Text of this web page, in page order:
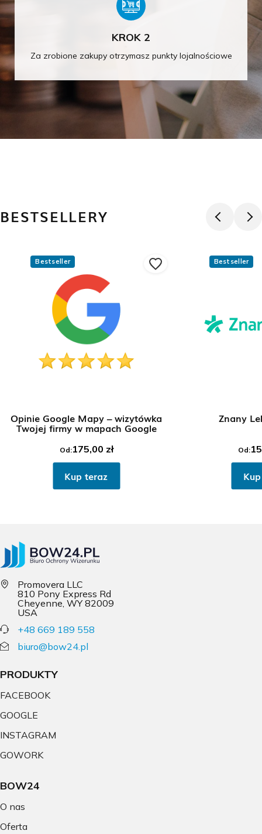
KROK 2
Za zrobione zakupy otrzymasz punkty lojalnościowe
BESTSELLERY
Bestseller
Opinie Google Mapy – wizytówka
Twojej firmy w mapach Google
Od:175,00 zł
Kup teraz
Bestseller
Znany
Od:
Promovera LLC
810 Pony Express Rd
Cheyenne, WY 82009
USA
+48 669 189 558
biuro@bow24.pl
PRODUKTY
FACEBOOK
GOOGLE
INSTAGRAM
GOWORK
BOW24
O nas
Oferta